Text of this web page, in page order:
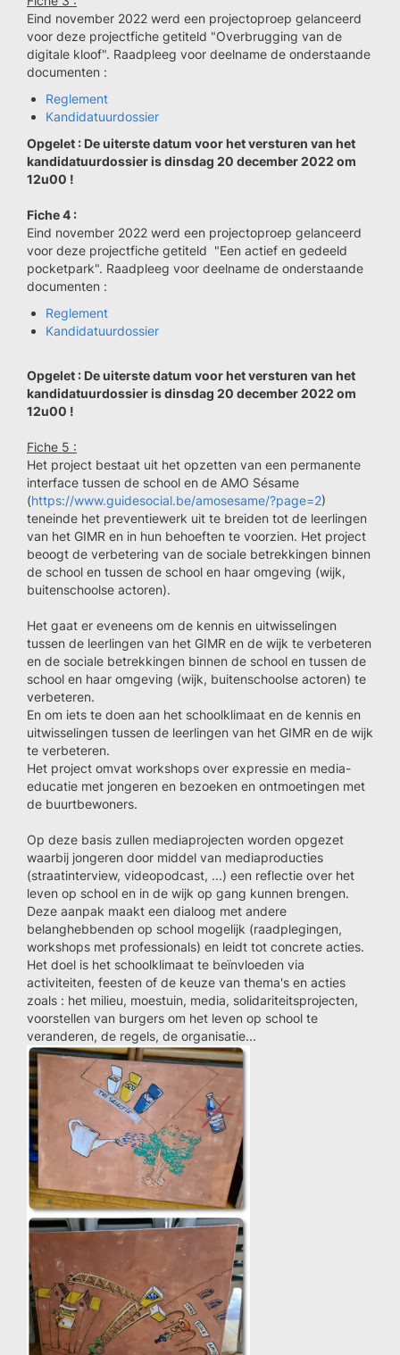
Eind november 2022 werd een projectoproep gelanceerd
voor deze projectfiche getiteld "Overbrugging van de
digitale kloof". Raadpleeg voor deelname de onderstaande
documenten :
Reglement
Kandidatuurdossier
Opgelet : De uiterste datum voor het versturen van het
kandidatuurdossier is dinsdag 20 december 2022 om
12u00 !
Fiche 4 :
Eind november 2022 werd een projectoproep gelanceerd
voor deze projectfiche getiteld "Een actief en gedeeld
pocketpark". Raadpleeg voor deelname de onderstaande
documenten :
Reglement
Kandidatuurdossier
Opgelet : De uiterste datum voor het versturen van het
kandidatuurdossier is dinsdag 20 december 2022 om
12u00 !
Fiche 5 :
Het project bestaat uit het opzetten van een permanente
interface tussen de school en de AMO Sésame
(https://www.guidesocial.be/amosesame/?page=2)
teneinde het preventiewerk uit te breiden tot de leerlingen
van het GIMR en in hun behoeften te voorzien. Het project
beoogt de verbetering van de sociale betrekkingen binnen
de school en tussen de school en haar omgeving (wijk,
buitenschoolse actoren).
Het gaat er eveneens om de kennis en uitwisselingen
tussen de leerlingen van het GIMR en de wijk te verbeteren
en de sociale betrekkingen binnen de school en tussen de
school en haar omgeving (wijk, buitenschoolse actoren) te
verbeteren.
En om iets te doen aan het schoolklimaat en de kennis en
uitwisselingen tussen de leerlingen van het GIMR en de wijk
te verbeteren.
Het project omvat workshops over expressie en media-
educatie met jongeren en bezoeken en ontmoetingen met
de buurtbewoners.
Op deze basis zullen mediaprojecten worden opgezet
waarbij jongeren door middel van mediaproducties
(straatinterview, videopodcast, ...) een reflectie over het
leven op school en in de wijk op gang kunnen brengen.
Deze aanpak maakt een dialoog met andere
belanghebbenden op school mogelijk (raadplegingen,
workshops met professionals) en leidt tot concrete acties.
Het doel is het schoolklimaat te beïnvloeden via
activiteiten, feesten of de keuze van thema's en acties
zoals : het milieu, moestuin, media, solidariteitsprojecten,
voorstellen van burgers om het leven op school te
veranderen, de regels, de organisatie...